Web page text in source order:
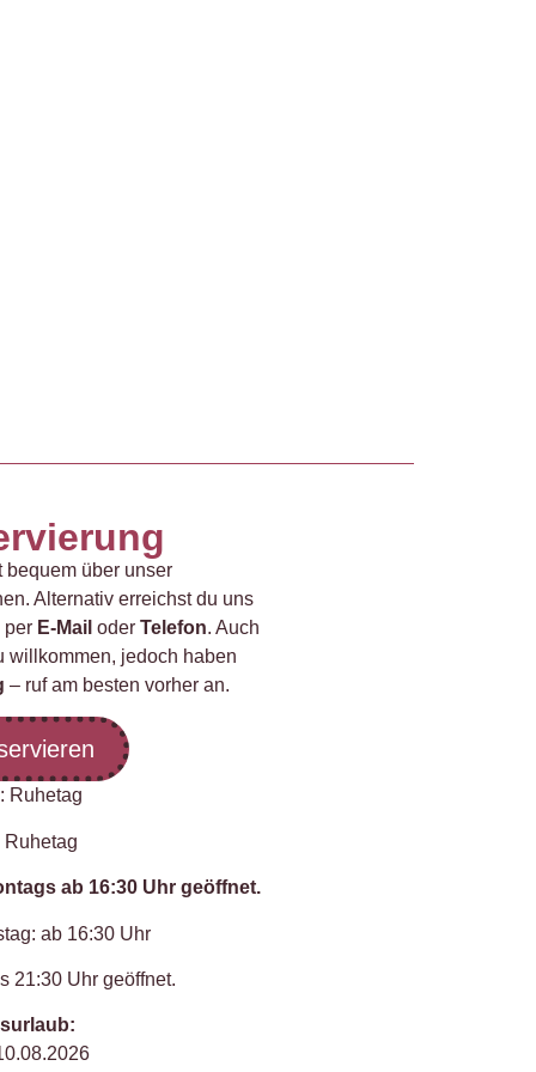
über unser
Alternativ erreichst du uns
per E-Mail oder Telefon. Auch
willkommen, jedoch haben
– ruf am besten vorher an.
Ruhetag
Ruhetag
ab 16:30 Uhr geöffnet.
ab 16:30 Uhr
21:30 Uhr geöffnet.